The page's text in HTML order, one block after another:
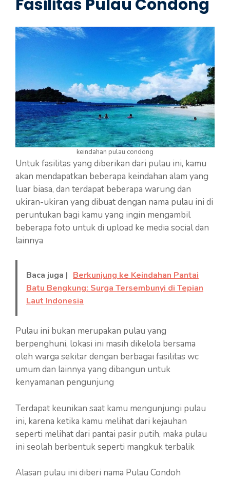
Fasilitas Pulau Condong
keindahan pulau condong
Untuk fasilitas yang diberikan dari pulau ini, kamu
akan mendapatkan beberapa keindahan alam yang
luar biasa, dan terdapat beberapa warung dan
ukiran-ukiran yang dibuat dengan nama pulau ini di
peruntukan bagi kamu yang ingin mengambil
beberapa foto untuk di upload ke media social dan
lainnya
Baca juga | Berkunjung ke Keindahan Pantai
Batu Bengkung: Surga Tersembunyi di Tepian
Laut Indonesia
Pulau ini bukan merupakan pulau yang
berpenghuni, lokasi ini masih dikelola bersama
oleh warga sekitar dengan berbagai fasilitas wc
umum dan lainnya yang dibangun untuk
kenyamanan pengunjung
Terdapat keunikan saat kamu mengunjungi pulau
ini, karena ketika kamu melihat dari kejauhan
seperti melihat dari pantai pasir putih, maka pulau
ini seolah berbentuk seperti mangkuk terbalik
Alasan pulau ini diberi nama Pulau Condoh